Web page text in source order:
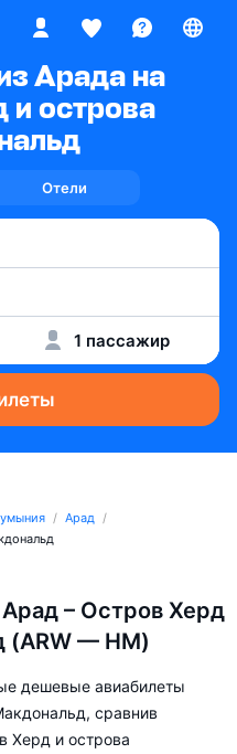
Арада на
и острова
Отели
1 пассажир
Арад
– Остров Херд
(ARW — HM)
дешевые авиабилеты
сравнив
Херд и острова